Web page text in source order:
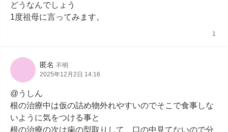
どうなんでしょう
1度祖母に言ってみます。
1
匿名 不明
2025年12月2日 14:16
@うしん
根の治療中は仮の詰め物外れやすいのでそこで食事しな
いように気をつける事と
根の治療の次は歯の型取りして、口の中見てないので分